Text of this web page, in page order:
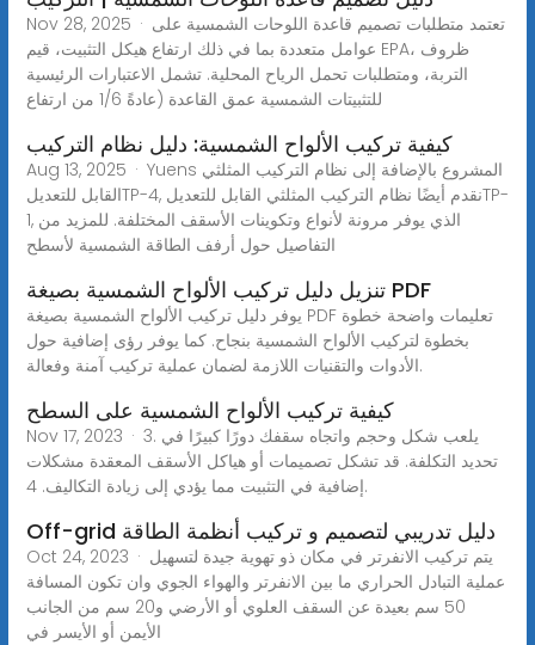
Nov 28, 2025 · تعتمد متطلبات تصميم قاعدة اللوحات الشمسية على
عوامل متعددة بما في ذلك ارتفاع هيكل التثبيت، قيم EPA، ظروف
التربة، ومتطلبات تحمل الرياح المحلية. تشمل الاعتبارات الرئيسية
للتثبيتات الشمسية عمق القاعدة (عادةً 1/6 من ارتفاع
كيفية تركيب الألواح الشمسية: دليل نظام التركيب
Aug 13, 2025 · Yuens المشروع بالإضافة إلى نظام التركيب المثلثي
القابل للتعديلTP-4, نقدم أيضًا نظام التركيب المثلثي القابل للتعديلTP-
1, الذي يوفر مرونة لأنواع وتكوينات الأسقف المختلفة. للمزيد من
التفاصيل حول أرفف الطاقة الشمسية لأسطح
تنزيل دليل تركيب الألواح الشمسية بصيغة PDF
يوفر دليل تركيب الألواح الشمسية بصيغة PDF تعليمات واضحة خطوة
بخطوة لتركيب الألواح الشمسية بنجاح. كما يوفر رؤى إضافية حول
الأدوات والتقنيات اللازمة لضمان عملية تركيب آمنة وفعالة.
كيفية تركيب الألواح الشمسية على السطح
Nov 17, 2023 · 3. يلعب شكل وحجم واتجاه سقفك دورًا كبيرًا في
تحديد التكلفة. قد تشكل تصميمات أو هياكل الأسقف المعقدة مشكلات
إضافية في التثبيت مما يؤدي إلى زيادة التكاليف. 4.
Off-grid دليل تدريبي لتصميم و تركيب أنظمة الطاقة
Oct 24, 2023 · يتم تركيب الانفرتر في مكان ذو تهوية جيدة لتسهيل
عملية التبادل الحراري ما بين الانفرتر والهواء الجوي وان تكون المسافة
50 سم بعيدة عن السقف العلوي أو الأرضي و20 سم من الجانب
الأيمن أو الأيسر في